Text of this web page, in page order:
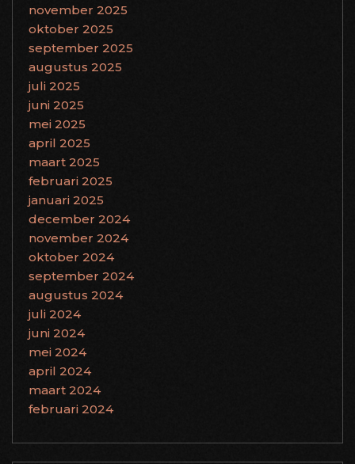
november 2025
oktober 2025
september 2025
augustus 2025
juli 2025
juni 2025
mei 2025
april 2025
maart 2025
februari 2025
januari 2025
december 2024
november 2024
oktober 2024
september 2024
augustus 2024
juli 2024
juni 2024
mei 2024
april 2024
maart 2024
februari 2024